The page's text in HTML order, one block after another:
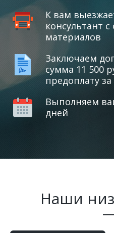
К вам
консультант
материалов
Заключаем
сумма 11 500
предоплату
Выполняем
дней
Наши